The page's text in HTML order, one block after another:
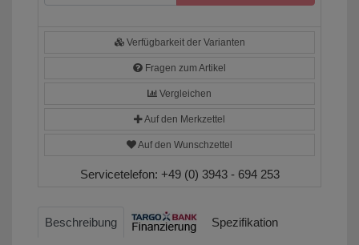
Verfügbarkeit der Varianten
Fragen zum Artikel
Vergleichen
Auf den Merkzettel
Auf den Wunschzettel
Servicetelefon: +49 (0) 3943 - 694 253
Beschreibung Spezifikation